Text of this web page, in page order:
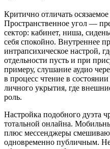
Критично отличать
Пространственное угол —
сектор: кабинет, ниша,
себя спокойно. Внутреннее
интрапсихическое настрой,
отдельности пусть и при
примеру, слушание аудио
в процесс чтение в
личного укрытия, где
роль.
Настройка подобного дуэта
тотальной онлайна.
плюс мессенджеры
одновременно публичным.